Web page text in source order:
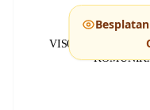
VISOKA